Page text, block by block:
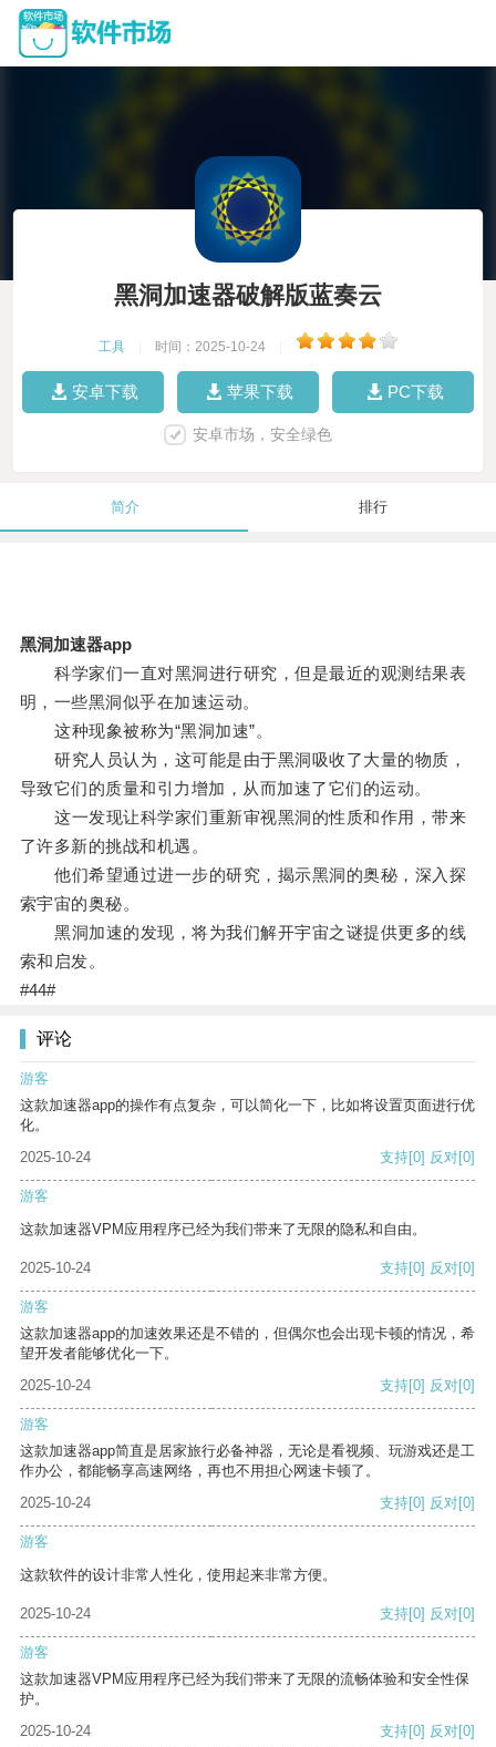
黑洞加速器破解版蓝奏云
工具 时间：2025-10-24
安卓下载 苹果下载 PC下载
安卓市场，安全绿色
简介 排行
黑洞加速器app
科学家们一直对黑洞进行研究，但是最近的观测结果表
明，一些黑洞似乎在加速运动。
这种现象被称为“黑洞加速”。
研究人员认为，这可能是由于黑洞吸收了大量的物质，
导致它们的质量和引力增加，从而加速了它们的运动。
这一发现让科学家们重新审视黑洞的性质和作用，带来
了许多新的挑战和机遇。
他们希望通过进一步的研究，揭示黑洞的奥秘，深入探
索宇宙的奥秘。
黑洞加速的发现，将为我们解开宇宙之谜提供更多的线
索和启发。
#44#
评论
游客
这款加速器app的操作有点复杂，可以简化一下，比如将设置页面进行优
化。
2025-10-24
支持[0] 反对[0]
游客
这款加速器VPM应用程序已经为我们带来了无限的隐私和自由。
2025-10-24 支持[0] 反对[0]
游客
这款加速器app的加速效果还是不错的，但偶尔也会出现卡顿的情况，希
望开发者能够优化一下。
2025-10-24
支持[0] 反对[0]
游客
这款加速器app简直是居家旅行必备神器，无论是看视频、玩游戏还是工
作办公，都能畅享高速网络，再也不用担心网速卡顿了。
2025-10-24
支持[0] 反对[0]
游客
这款软件的设计非常人性化，使用起来非常方便。
2025-10-24 支持[0] 反对[0]
游客
这款加速器VPM应用程序已经为我们带来了无限的流畅体验和安全性保
护。
2025-10-24
支持[0] 反对[0]